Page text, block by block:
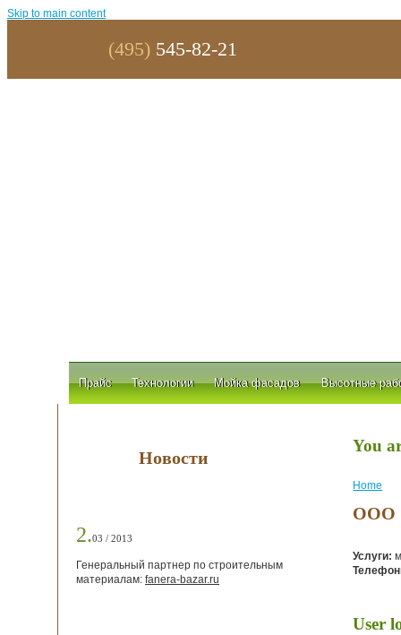
Skip to main content
(495) 545-82-21
Прайс Технологии Мойка фасадов Высотные
Новости
2.03 / 2013
Генеральный партнер по строительным
материалам: fanera-bazar.ru
You
Home
ООО
Услуги:
User